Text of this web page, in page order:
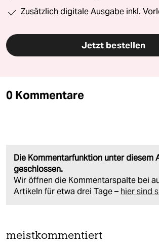
Zusätzlich digitale Ausgabe inkl.
Jetzt bestellen
0 Kommentare
Die Kommentarfunktion unter diesem
geschlossen.
Wir öffnen die Kommentarspalte bei
Artikeln für etwa drei Tage – hier sind
meistkommentiert